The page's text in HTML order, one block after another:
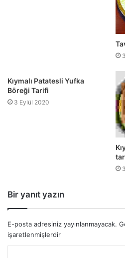
Kıymalı Patatesli Yufka
Böreği Tarifi
3 Eylül 2020
Bir yanıt yazın
E-posta adresiniz yayınlanmayacak.
işaretlenmişlerdir